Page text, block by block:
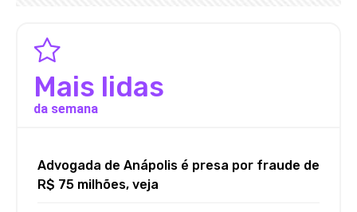
Mais lidas
da semana
Advogada de Anápolis é presa por fraude de
R$ 75 milhões, veja